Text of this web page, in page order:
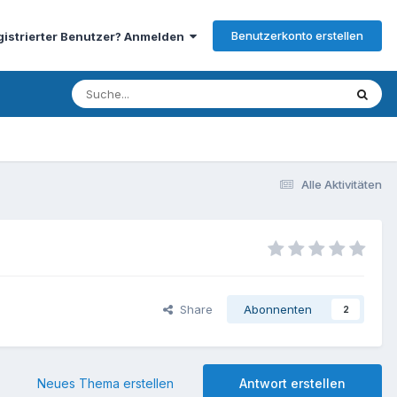
Benutzer? Anmelden Benutzerkonto erstellen
Alle Aktivitäten
Share Abonnenten 2
Antwort erstellen
Neues Thema erstellen